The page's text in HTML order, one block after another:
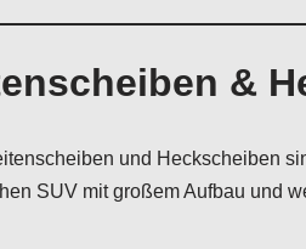
&
und Heckscheiben
SUV mit großem Aufbau und